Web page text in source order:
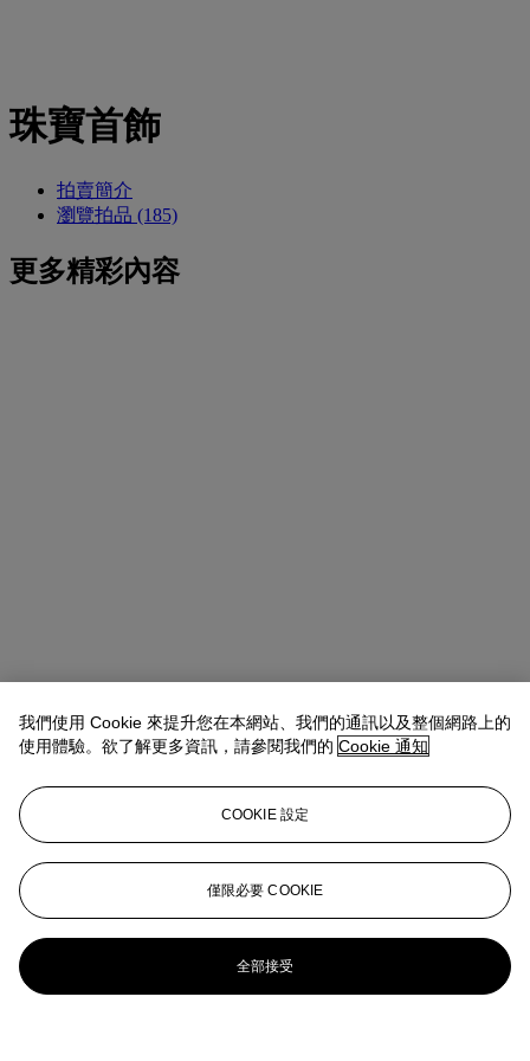
珠寶首飾
拍賣簡介
瀏覽拍品 (185)
更多精彩內容
我們使用 Cookie 來提升您在本網站、我們的通訊以及整個網路上的
使用體驗。欲了解更多資訊，請參閱我們的 Cookie 通知
COOKIE 設定
僅限必要 COOKIE
全部接受